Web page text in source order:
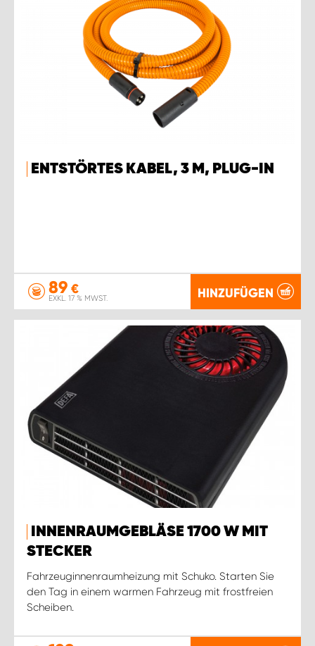
ENTSTÖRTES KABEL, 3 M, PLUG-IN
89 €
EXKL. 17 % MWST. HINZUFÜGEN
INNENRAUMGEBLÄSE 1700 W MIT
STECKER
Fahrzeuginnenraumheizung mit Schuko. Starten Sie
den Tag in einem warmen Fahrzeug mit frostfreien
Scheiben.